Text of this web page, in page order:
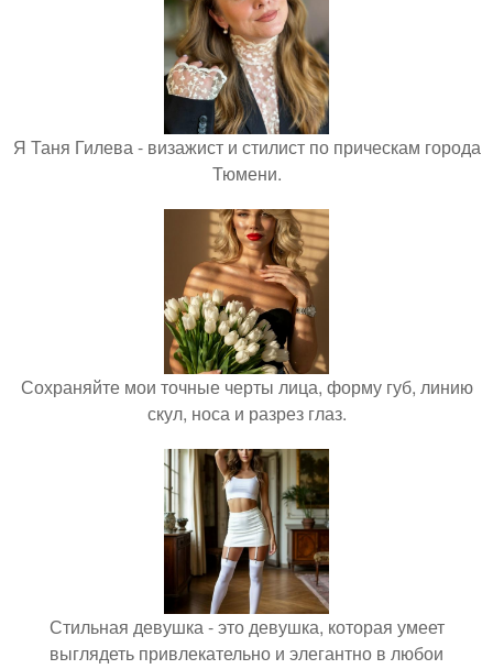
Я Таня Гилева - визажист и стилист по прическам города
Тюмени.
Сохраняйте мои точные черты лица, форму губ, линию
скул, носа и разрез глаз.
Стильная девушка - это девушка, которая умеет
выглядеть привлекательно и элегантно в любои